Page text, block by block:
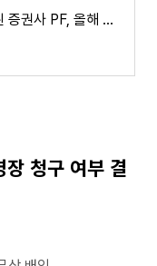
[단독] 리스크 재점화된 증권사 PF, 올해 만기 32兆 '비상등' | 아주경제
청구 여부 결